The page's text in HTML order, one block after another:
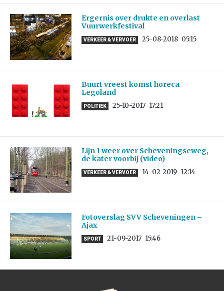
Ergernis over drukte en overlast
Vuurwerkfestival
VERKEER & VERVOER 25-08-2018 05:15
Buurt vreest komst horeca
Legoland
POLITIEK 25-10-2017 17:21
Lijn 1 weer over Scheveningseweg,
de kater voorbij (video)
VERKEER & VERVOER 14-02-2019 12:14
Fotoverslag SVV Scheveningen –
Ajax
SPORT 21-09-2017 15:46